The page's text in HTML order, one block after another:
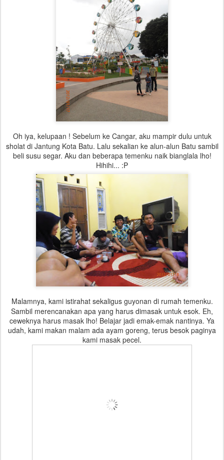
Oh iya, kelupaan ! Sebelum ke Cangar, aku mampir dulu untuk
sholat di Jantung Kota Batu. Lalu sekalian ke alun-alun Batu sambil
beli susu segar. Aku dan beberapa temenku naik bianglala lho!
Hihihi... :P
Malamnya, kami istirahat sekaligus guyonan di rumah temenku.
Sambil merencanakan apa yang harus dimasak untuk esok. Eh,
ceweknya harus masak lho! Belajar jadi emak-emak nantinya. Ya
udah, kami makan malam ada ayam goreng, terus besok paginya
kami masak pecel.